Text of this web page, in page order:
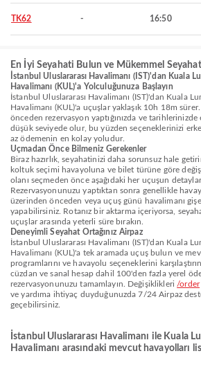
TK62 - 16:50
En İyi Seyahati Bulun ve Mükemmel
İstanbul Uluslararası Havalimanı (IST)'dan Kuala
Havalimanı (KUL)'a Yolculuğunuza Başlayın
İstanbul Uluslararası Havalimanı (IST)'dan Kuala
Havalimanı (KUL)'a uçuşlar yaklaşık 10h 18m
önceden rezervasyon yaptığınızda ve tarihlerinizde
düşük seviyede olur, bu yüzden seçeneklerinizi
az ödemenin en kolay yoludur.
Uçmadan Önce Bilmeniz Gerekenler
Biraz hazırlık, seyahatinizi daha sorunsuz hale
koltuk seçimi havayoluna ve bilet türüne göre
olanı seçmeden önce aşağıdaki her uçuşun
Rezervasyonunuzu yaptıktan sonra genellikle
üzerinden önceden veya uçuş günü havalimanı
yapabilirsiniz. Rotanız bir aktarma içeriyorsa,
uçuşlar arasında yeterli süre bırakın.
Deneyimli Seyahat Ortağınız Airpaz
İstanbul Uluslararası Havalimanı (IST)'dan Kuala
Havalimanı (KUL)'a tek aramada uçuş bulun ve
programlarını ve havayolu seçeneklerini
cüzdan ve sanal hesap dahil 100'den fazla yerel
rezervasyonunuzu tamamlayın. Değişiklikleri /order
ve yardıma ihtiyaç duyduğunuzda 7/24 Airpaz
geçebilirsiniz.
İstanbul Uluslararası Havalimanı ile Kuala
Havalimanı arasındaki mevcut havayolları